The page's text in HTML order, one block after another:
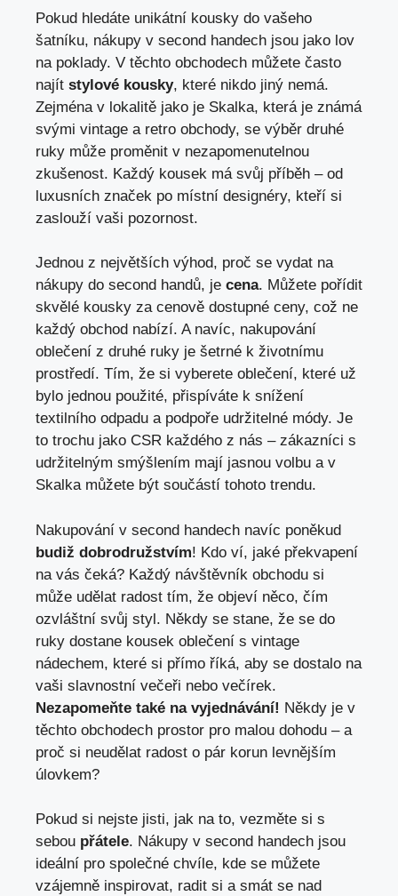
Pokud hledáte unikátní kousky do ​vašeho
šatníku, nákupy v second handech jsou jako lov
na poklady. V těchto obchodech⁢ můžete často
‌najít stylové kousky, které nikdo jiný nemá.
Zejména ‌v⁢ lokalitě jako je Skalka, která je známá
svými vintage⁤ a retro obchody, se výběr druhé
ruky může proměnit v‍ nezapomenutelnou
zkušenost.‍ Každý kousek⁢ má svůj příběh – od
luxusních značek po místní designéry, kteří‍ si
zaslouží⁣ vaši pozornost.
Jednou z největších výhod, proč se vydat⁣ na
nákupy do second handů, je cena. Můžete​ pořídit
skvělé kousky za cenově dostupné ceny, což ne
každý ​obchod nabízí. A navíc, nakupování
oblečení z druhé ⁣ruky je šetrné ⁣k životnímu
prostředí. Tím, že si vyberete oblečení, které už
⁣bylo jednou použité, přispíváte ‌k snížení
textilního odpadu a podpoře udržitelné⁢ módy. Je
to trochu jako CSR každého‌ z nás‌ – zákazníci ‍s
udržitelným smýšlením mají jasnou volbu a v​
Skalka ⁣můžete ⁣být součástí tohoto ‍trendu.
Nakupování v second handech navíc⁢ poněkud
budiž dobrodružstvím! Kdo ví, ‍jaké překvapení
na vás čeká? Každý návštěvník obchodu⁢ si‍
může udělat radost ⁣tím,⁣ že objeví něco, ⁤čím
ozvláštní svůj styl. Někdy se stane,⁢ že se do
ruky dostane kousek oblečení s vintage
nádechem, které⁤ si přímo říká, aby se dostalo na
vaši slavnostní večeři nebo večírek.
Nezapomeňte ⁢také‌ na vyjednávání! ⁤Někdy ⁤je v
těchto obchodech prostor pro malou dohodu – a
‍proč si neudělat radost o​ pár korun levnějším
⁤úlovkem?
Pokud si nejste jisti,​ jak na to, vezměte si s
sebou⁢ přátele. Nákupy v second handech jsou
ideální pro společné chvíle, kde se můžete ​
vzájemně inspirovat, radit si a smát se nad